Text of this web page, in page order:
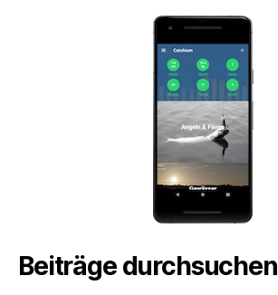
Beiträge durchsuchen